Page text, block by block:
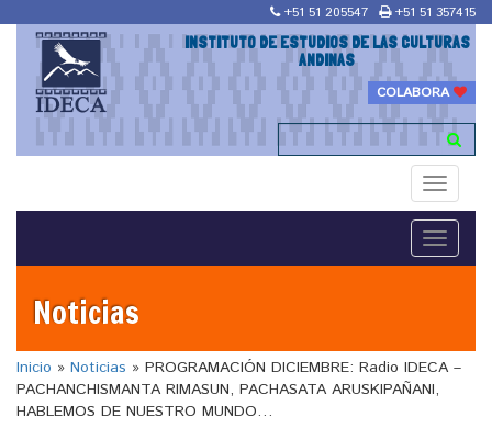
+51 51 205547 +51 51 357415
INSTITUTO DE ESTUDIOS DE LAS CULTURAS
ANDINAS
COLABORA
Toggle
Toggle
Noticias
Inicio » Noticias » PROGRAMACIÓN DICIEMBRE: Radio IDECA –
PACHANCHISMANTA RIMASUN, PACHASATA ARUSKIPAÑANI,
HABLEMOS DE NUESTRO MUNDO…